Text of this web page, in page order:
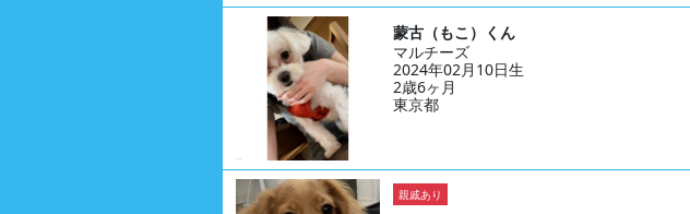
蒙古（もこ）くん
マルチーズ
2024年02月10日生
2歳6ヶ月
東京都
親戚あり